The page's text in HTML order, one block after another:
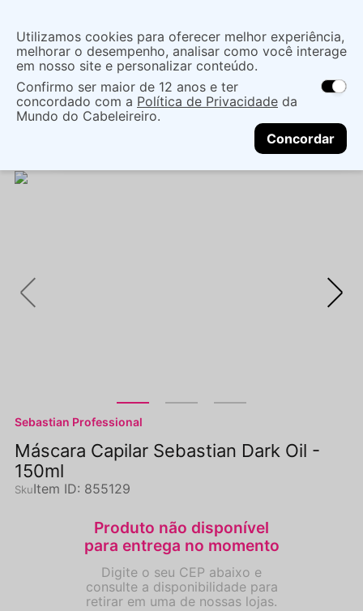
localização
As ofertas e opções de entrega variam de
acordo com a região.Não sei meu CEP
CONTINUAR
O que você procura?
Cabelo
Marcas De Salão
MÁSCARA CAPILAR
Sebastian Professional
Máscara Capilar Sebastian Dark Oil -
150ml
Item ID: 855129
Utilizamos cookies para oferecer melhor experiência,
melhorar o desempenho, analisar como você interage
em nosso site e personalizar conteúdo.
Confirmo ser maior de 12 anos e ter
concordado com a Política de Privacidade da
Mundo do Cabeleireiro.
Concordar